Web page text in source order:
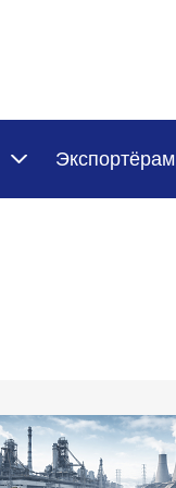
Экспортёрам